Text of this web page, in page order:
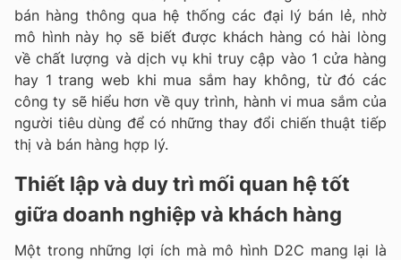
bán hàng thông qua hệ thống các đại lý bán lẻ, nhờ
mô hình này họ sẽ biết được khách hàng có hài lòng
về chất lượng và dịch vụ khi truy cập vào 1 cửa hàng
hay 1 trang web khi mua sắm hay không, từ đó các
công ty sẽ hiểu hơn về quy trình, hành vi mua sắm của
người tiêu dùng để có những thay đổi chiến thuật tiếp
thị và bán hàng hợp lý.
Thiết lập và duy trì mối quan hệ tốt
giữa doanh nghiệp và khách hàng
Một trong những lợi ích mà mô hình D2C mang lại là